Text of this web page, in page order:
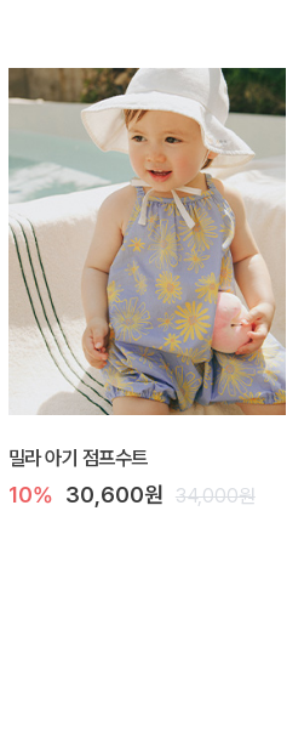
밀라 아기 점프수트
10% 30,600원 34,000원